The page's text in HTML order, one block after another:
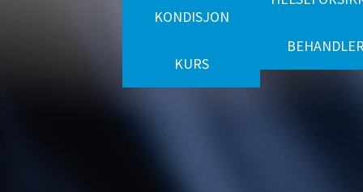
KONDISJON
KURS